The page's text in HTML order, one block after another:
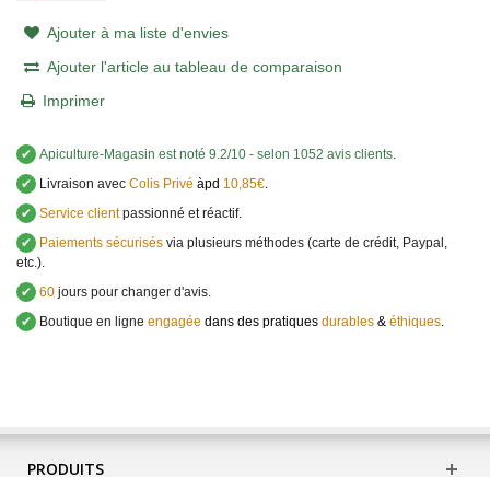
Ajouter à ma liste d'envies
Ajouter l'article au tableau de comparaison
Imprimer
✔ Apiculture-Magasin est noté 9.2/10 - selon 1052 avis clients.
✔
Livraison avec Colis Privé àpd 10,85€.
✔ Service clientpassionné et réactif.
✔
Paiements sécurisés via plusieurs méthodes (carte de crédit, Paypal,
etc.).
✔ 60 jours pour changer d'avis.
✔
Boutique en ligne engagée dans des pratiques durables & éthiques.
PRODUITS